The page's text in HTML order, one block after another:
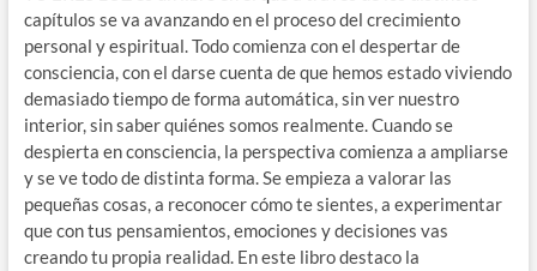
capítulos se va avanzando en el proceso del crecimiento
personal y espiritual. Todo comienza con el despertar de
consciencia, con el darse cuenta de que hemos estado viviendo
demasiado tiempo de forma automática, sin ver nuestro
interior, sin saber quiénes somos realmente. Cuando se
despierta en consciencia, la perspectiva comienza a ampliarse
y se ve todo de distinta forma. Se empieza a valorar las
pequeñas cosas, a reconocer cómo te sientes, a experimentar
que con tus pensamientos, emociones y decisiones vas
creando tu propia realidad. En este libro destaco la